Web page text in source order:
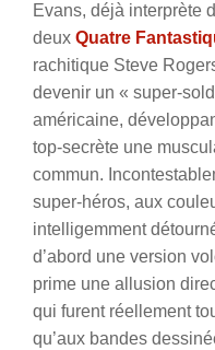
Evans, déjà interprète
deux Quatre
rachitique Steve
devenir un « super-
américaine,
top-secrète une
commun.
super-héros, aux
intelligemment
d’abord une version
prime une allusion
qui furent réellement
qu’aux bandes